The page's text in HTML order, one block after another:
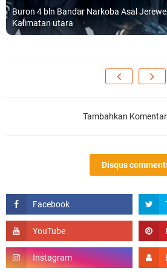
Buron 4 bln Bandar Narkoba Asal
Kalimatan utara
Tambahkan
Disqus